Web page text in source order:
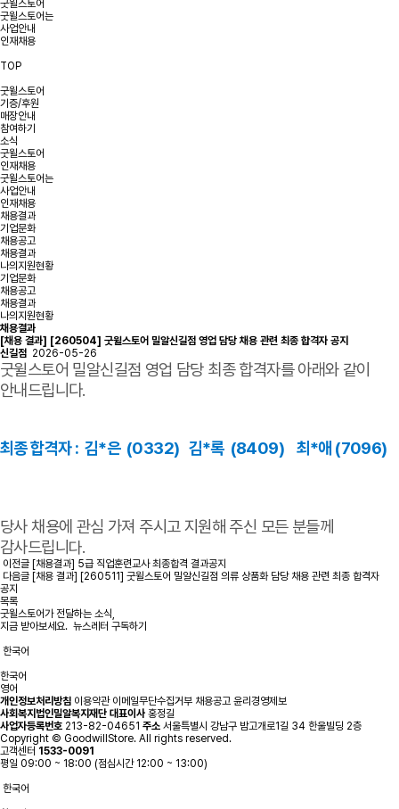
굿윌스토어
굿윌스토어는
사업안내
인재채용
TOP
굿윌스토어
기증/후원
매장안내
참여하기
소식
굿윌스토어
인재채용
굿윌스토어는
사업안내
인재채용
채용결과
기업문화
채용공고
채용결과
나의지원현황
기업문화
채용공고
채용결과
나의지원현황
채용결과
[채용 결과] [260504] 굿윌스토어 밀알신길점 영업 담당 채용 관련 최종 합격자 공지
신길점 2026-05-26
굿윌스토어 밀알신길점 영업 담당 최종 합격자를 아래와 같이
안내드립니다.
최종 합격자 : 김*은 (0332) 김*록 (8409) 최*애 (7096)
당사 채용에 관심 가져 주시고 지원해 주신 모든 분들께
감사드립니 다.
이전글 [채용결과] 5급 직업훈련교사 최종합격 결과공지
다음글 [채용 결과] [260511] 굿윌스토어 밀알신길점 의류 상품화 담당 채용 관련 최종 합격자
공지
목록
굿윌스토어가 전달하는 소식,
지금 받아보세요. 뉴스레터 구독하기
한국어
한국어
영어
개인정보처리방침 이용약관 이메일무단수집거부 채용공고 윤리경영제보
사회복지법인밀알복지재단 대표이사 홍정길
사업자등록번호 213-82-04651 주소 서울특별시 강남구 밤고개로1길 34 한울빌딩 2층
Copyright © GoodwillStore. All rights reserved.
고객센터 1533-0091
평일 09:00 ~ 18:00 (점심시간 12:00 ~ 13:00)
한국어